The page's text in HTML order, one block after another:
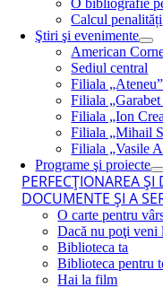
O bibliografie
Calcul penalități
Ştiri şi evenimente
American
Sediul central
Filiala „Ateneu”
Filiala
Filiala „Ion
Filiala „Mihail
Filiala „Vasile
Programe şi proiecte
PERFECŢIONAREA
DOCUMENTE ŞI A
O carte pentru
Dacă nu poţi veni
Biblioteca ta
Biblioteca pentru
Hai la film